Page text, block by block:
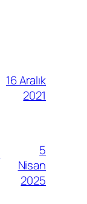
16 Aralık
2021
5
Nisan
2025